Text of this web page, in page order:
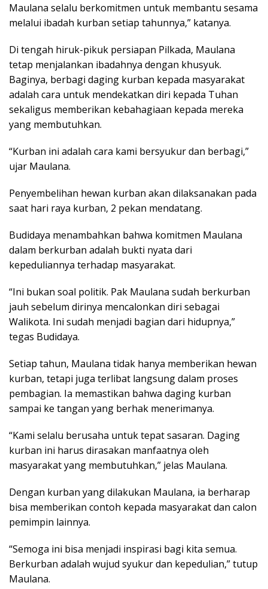
Maulana selalu berkomitmen untuk membantu sesama
melalui ibadah kurban setiap tahunnya,” katanya.
Di tengah hiruk-pikuk persiapan Pilkada, Maulana
tetap menjalankan ibadahnya dengan khusyuk.
Baginya, berbagi daging kurban kepada masyarakat
adalah cara untuk mendekatkan diri kepada Tuhan
sekaligus memberikan kebahagiaan kepada mereka
yang membutuhkan.
“Kurban ini adalah cara kami bersyukur dan berbagi,”
ujar Maulana.
Penyembelihan hewan kurban akan dilaksanakan pada
saat hari raya kurban, 2 pekan mendatang.
Budidaya menambahkan bahwa komitmen Maulana
dalam berkurban adalah bukti nyata dari
kepeduliannya terhadap masyarakat.
“Ini bukan soal politik. Pak Maulana sudah berkurban
jauh sebelum dirinya mencalonkan diri sebagai
Walikota. Ini sudah menjadi bagian dari hidupnya,”
tegas Budidaya.
Setiap tahun, Maulana tidak hanya memberikan hewan
kurban, tetapi juga terlibat langsung dalam proses
pembagian. Ia memastikan bahwa daging kurban
sampai ke tangan yang berhak menerimanya.
“Kami selalu berusaha untuk tepat sasaran. Daging
kurban ini harus dirasakan manfaatnya oleh
masyarakat yang membutuhkan,” jelas Maulana.
Dengan kurban yang dilakukan Maulana, ia berharap
bisa memberikan contoh kepada masyarakat dan calon
pemimpin lainnya.
“Semoga ini bisa menjadi inspirasi bagi kita semua.
Berkurban adalah wujud syukur dan kepedulian,” tutup
Maulana.